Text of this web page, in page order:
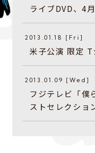
ライブDVD、4
2013.01.18 [Fri]
米子公演 限定
2013.01.09 [Wed]
フジテレビ「僕
ストセレクショ